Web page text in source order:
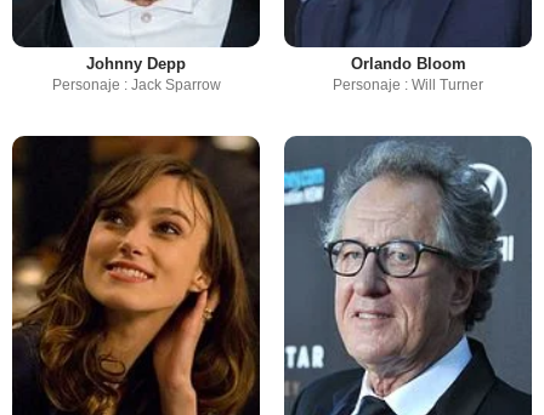
Johnny Depp
Personaje : Jack Sparrow
Orlando Bloom
Personaje : Will Turner